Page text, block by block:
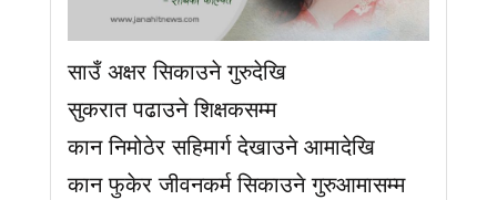
साउँ अक्षर सिकाउने गुरुदेखि
सुकरात पढाउने शिक्षकसम्म
कान निमोठेर सहिमार्ग देखाउने आमादेखि
कान फुकेर जीवनकर्म सिकाउने गुरुआमासम्म